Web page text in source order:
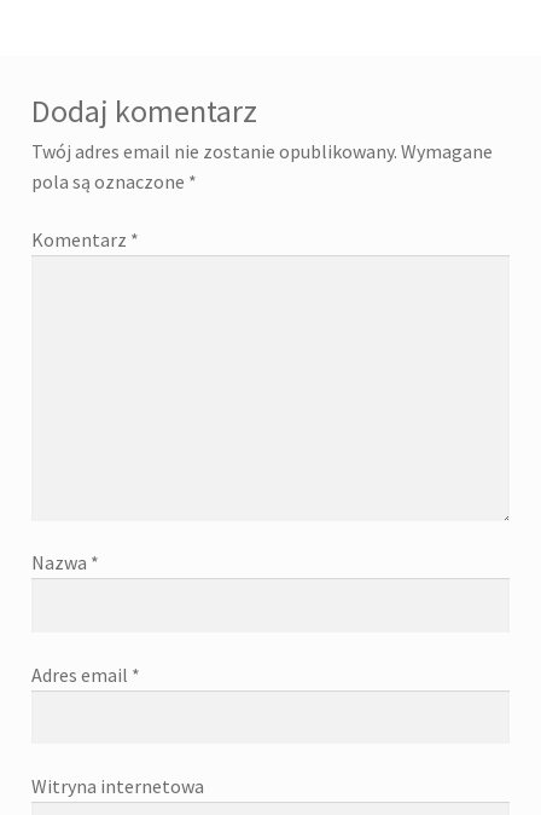
Dodaj komentarz
Twój adres email nie zostanie opublikowany. Wymagane
pola są oznaczone *
Komentarz *
Nazwa *
Adres email *
Witryna internetowa